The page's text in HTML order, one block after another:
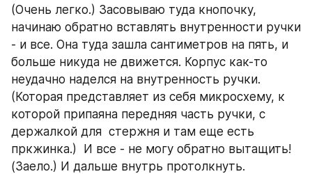
(Очень легко.) Засовываю туда кнопочку,
начинаю обратно вставлять внутренности ручки
- и все. Она туда зашла сантиметров на пять, и
больше никуда не движется. Корпус как-то
неудачно наделся на внутренность ручки.
(Которая представляет из себя микросхему, к
которой припаяна передняя часть ручки, с
держалкой для  стержня и там еще есть
пркжинка.)  И все - не могу обратно вытащить!
(Заело.) И дальше внутрь протолкнуть.